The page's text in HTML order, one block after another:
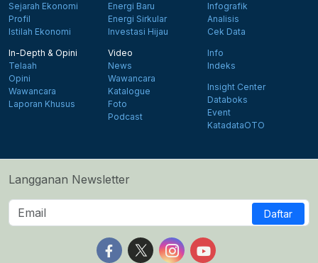
Sejarah Ekonomi
Profil
Istilah Ekonomi
Energi Baru
Energi Sirkular
Investasi Hijau
Infografik
Analisis
Cek Data
In-Depth & Opini
Telaah
Opini
Wawancara
Laporan Khusus
Video
News
Wawancara
Katalogue
Foto
Podcast
Info
Indeks
Insight Center
Databoks
Event
KatadataOTO
Langganan Newsletter
Daftar
Follow us on Facebook
Follow us on X
Follow us on Instagram
Follow us on